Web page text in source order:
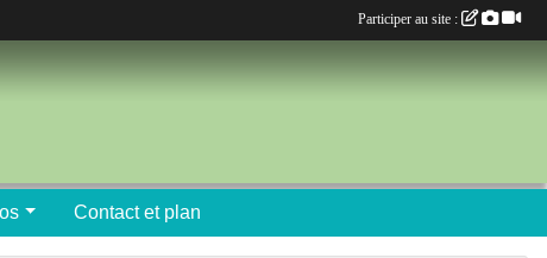
Contact et plan
Participer au site :